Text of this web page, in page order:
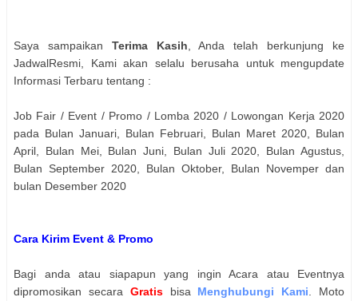
Saya sampaikan Terima Kasih , Anda telah berkunjung ke
JadwalResmi, Kami akan selalu berusaha untuk mengupdate
Informasi Terbaru tentang :
Job Fair / Event / Promo / Lomba 2020 / Lowongan Kerja 2020
pada Bulan Januari, Bulan Februari, Bulan Maret 2020, Bulan
April, Bulan Mei, Bulan Juni, Bulan Juli 2020, Bulan Agustus,
Bulan September 2020, Bulan Oktober, Bulan Novemper dan
bulan Desember 2020
Cara Kirim Event & Promo
Bagi anda atau siapapun yang ingin Acara atau Eventnya
dipromosikan secara Gratisbisa Menghubungi Kami . Moto